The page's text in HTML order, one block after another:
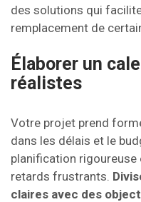
des solutions qui
remplacement de
Élaborer un
réalistes
Votre projet prend
dans les délais et le
planification rigoureuse
retards frustrants.
claires avec des